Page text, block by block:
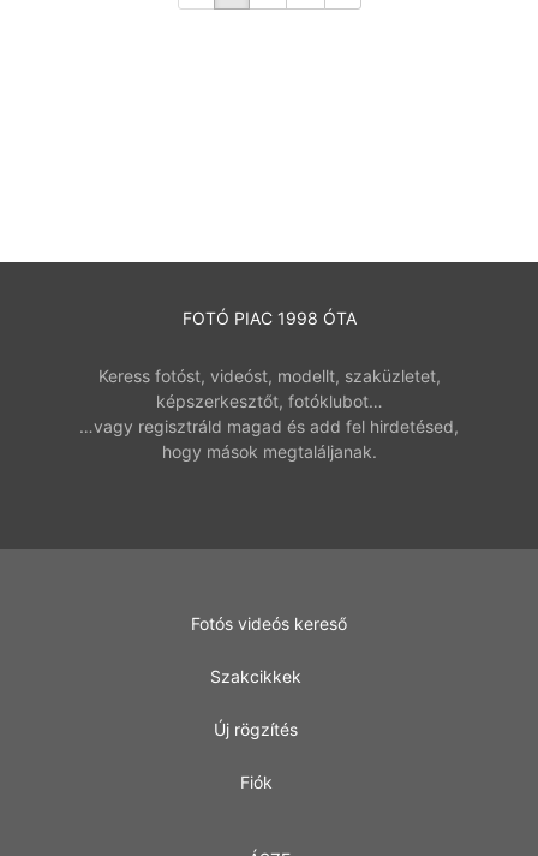
FOTÓ PIAC 1998 ÓTA
Keress fotóst, videóst, modellt, szaküzletet,
képszerkesztőt, fotóklubot…
…vagy regisztráld magad és add fel hirdetésed,
hogy mások megtaláljanak.
Fotós videós kereső
Szakcikkek
Új rögzítés
Fiók